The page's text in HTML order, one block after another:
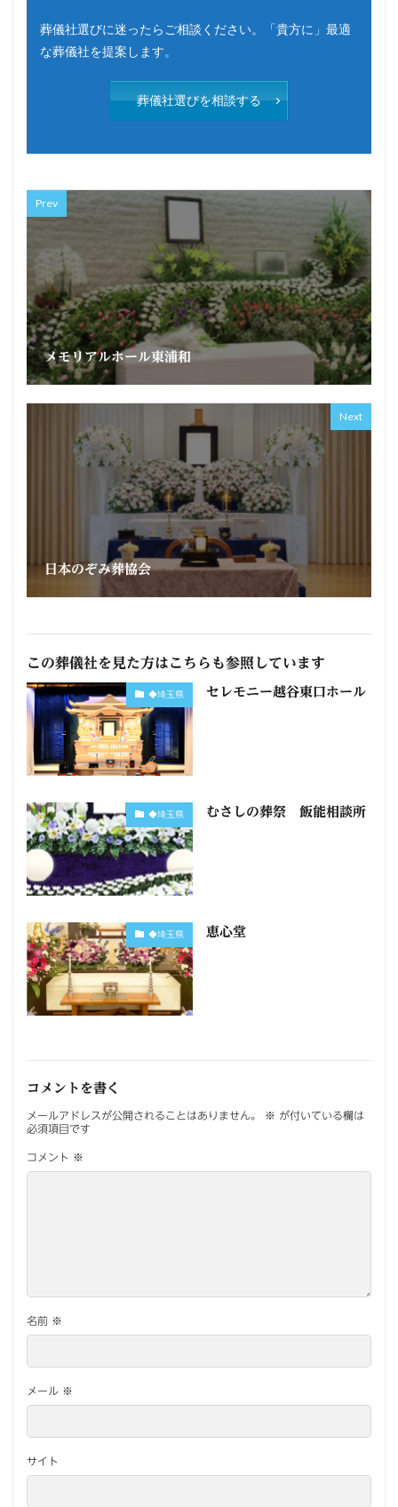
葬儀社選びに迷ったらご相談ください。「貴方に」最適
な葬儀社を提案します。
葬儀社選びを相談する
Prev
メモリアルホール東浦和
Next
日本のぞみ葬協会
この葬儀社を見た方はこちらも参照しています
◆埼玉県 セレモニー越谷東口ホール
◆埼玉県 むさしの葬祭 飯能相談所
◆埼玉県 恵心堂
コメントを書く
メールアドレスが公開されることはありません。 ※ が付いている欄は
必須項目です
コメント ※
名前 ※
メール ※
サイト